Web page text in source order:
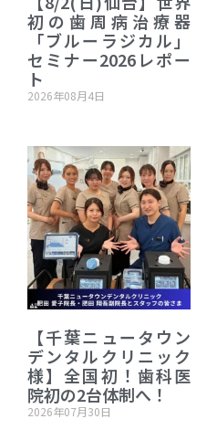
初の歯周病治療器
「ブルーラジカル」
セミナー2026レポー
ト
2026年08月4日
【千葉ニュータウン
デンタルクリニック
様】全国初！歯科医
院初の2台体制へ！
2026年07月30日